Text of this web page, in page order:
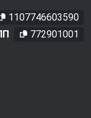
1107746603590
772901001